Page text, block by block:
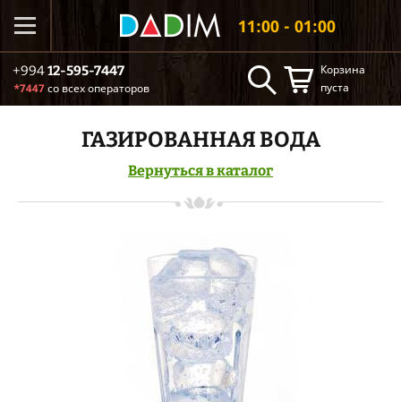
+99412-595-7447
*7447со всех операторов
11:00 - 01:00
Корзина
пуста
ГАЗИРОВАННАЯ ВОДА
Вернуться в каталог